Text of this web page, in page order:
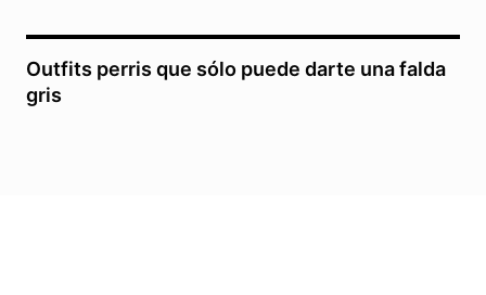
Outfits perris que sólo puede darte una falda
gris